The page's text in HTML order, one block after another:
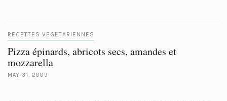
RECETTES VEGETARIENNES
Pizza épinards, abricots secs, amandes et
mozzarella
MAY 31, 2009